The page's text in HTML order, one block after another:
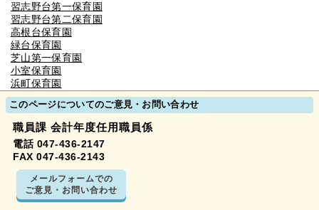
習志野台第一保育園
習志野台第二保育園
高根台保育園
緑台保育園
芝山第一保育園
小室保育園
浜町保育園
このページについてのご意見・お問い合わせ
職員課 会計年度任用職員係
電話 047-436-2147
FAX 047-436-2143
メールフォームでの
ご意見・お問い合わせ